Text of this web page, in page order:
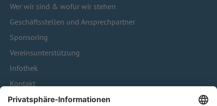
Wer wir sind & wofür wir stehen
Geschäftsstellen und Ansprechpartner
Sponsoring
Vereinsunterstützung
Infothek
Kontakt